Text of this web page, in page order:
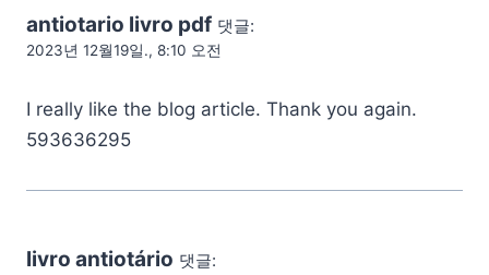
antiotario livro pdf 댓글:
2023년 12월19일., 8:10 오전
I really like the blog article. Thank you again.
593636295
livro antiotário 댓글: